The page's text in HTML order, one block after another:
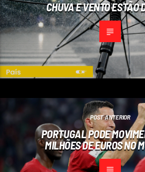
CHUVA E VENTO ESTÃO
POST ANTERIOR
PORTUGAL PODE
MILHÕES DE EUROS NO